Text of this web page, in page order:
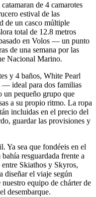
de 4 camarotes
estival de las
de un casco múltiple
total de 12.8 metros
en Volos — un punto
de una semana por las
Nacional Marino.
y 4 baños, White Pearl
— ideal para dos familias
un pequeño grupo que
a su propio ritmo. La ropa
incluidas en el precio del
guardar las provisiones y
Ya sea que fondéeis en el
resguardada frente a
Skiathos y Skyros,
diseñar el viaje según
equipo de chárter de
desembarque.